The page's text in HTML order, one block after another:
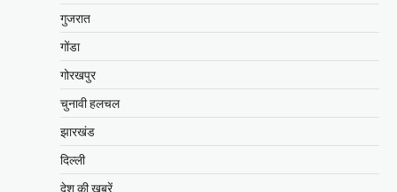
गुजरात
गोंडा
गोरखपुर
चुनावी हलचल
झारखंड
दिल्ली
देश की खबरें